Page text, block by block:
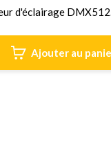
d'éclairage
Ajouter au